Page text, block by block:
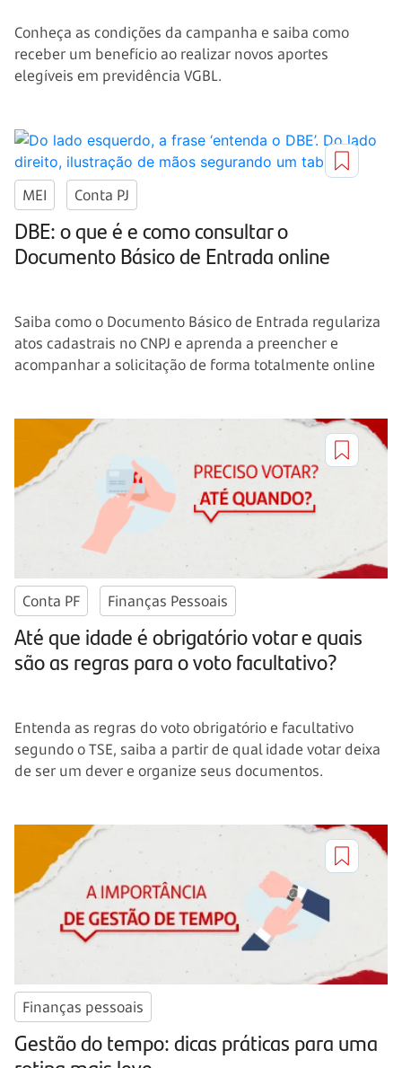
Conheça as condições da campanha e saiba como
receber um benefício ao realizar novos aportes
elegíveis em previdência VGBL.
MEI Conta PJ
DBE: o que é e como consultar o
Documento Básico de Entrada online
Saiba como o Documento Básico de Entrada regulariza
atos cadastrais no CNPJ e aprenda a preencher e
acompanhar a solicitação de forma totalmente online
Conta PF Finanças Pessoais
Até que idade é obrigatório votar e quais
são as regras para o voto facultativo?
Entenda as regras do voto obrigatório e facultativo
segundo o TSE, saiba a partir de qual idade votar deixa
de ser um dever e organize seus documentos.
Finanças pessoais
Gestão do tempo: dicas práticas para uma